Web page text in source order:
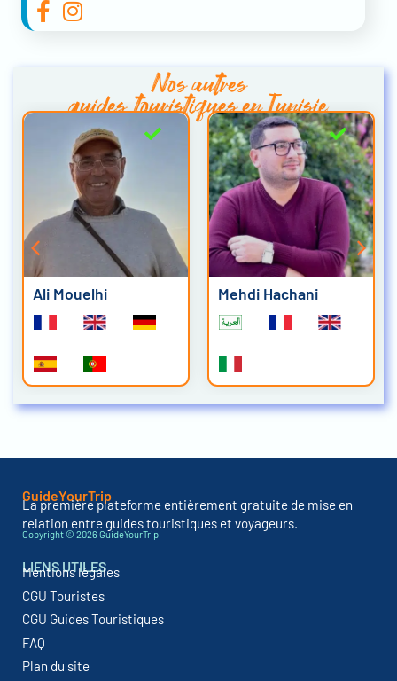
Nos autres
guides touristiques en Tunisie
Mehdi Hachani Meher Djebali
GuideYourTrip
La première plateforme entièrement gratuite de mise en
relation entre guides touristiques et voyageurs.
Copyright © 2026 GuideYourTrip
LIENS UTILES
Mentions légales
CGU Touristes
CGU Guides Touristiques
FAQ
Plan du site